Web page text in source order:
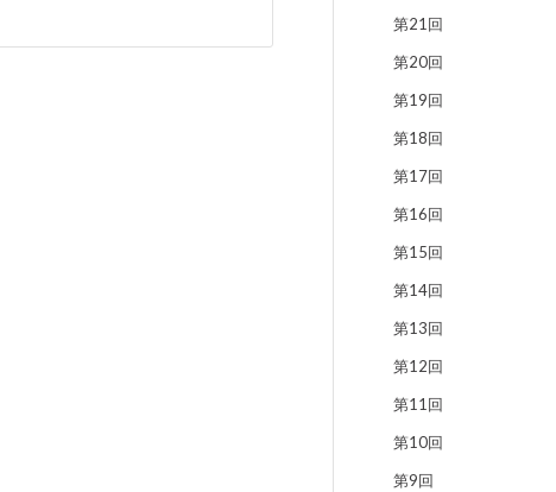
第21回
第20回
第19回
第18回
第17回
第16回
第15回
第14回
第13回
第12回
第11回
第10回
第9回